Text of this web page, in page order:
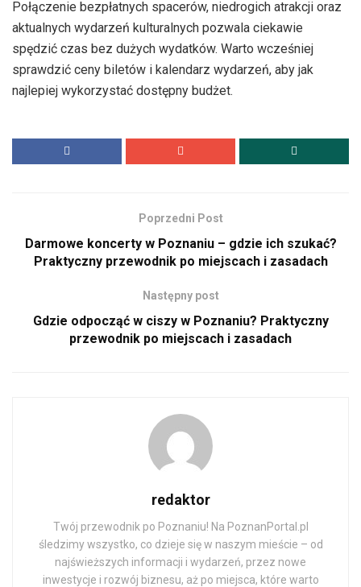
Połączenie bezpłatnych spacerów, niedrogich atrakcji oraz
aktualnych wydarzeń kulturalnych pozwala ciekawie
spędzić czas bez dużych wydatków. Warto wcześniej
sprawdzić ceny biletów i kalendarz wydarzeń, aby jak
najlepiej wykorzystać dostępny budżet.
Poprzedni Post
Darmowe koncerty w Poznaniu – gdzie ich szukać?
Praktyczny przewodnik po miejscach i zasadach
Następny post
Gdzie odpocząć w ciszy w Poznaniu? Praktyczny
przewodnik po miejscach i zasadach
redaktor
Twój przewodnik po Poznaniu! Na PoznanPortal.pl
śledzimy wszystko, co dzieje się w naszym mieście – od
najświeższych informacji i wydarzeń, przez nowe
inwestycje i rozwój biznesu, aż po miejsca, które warto